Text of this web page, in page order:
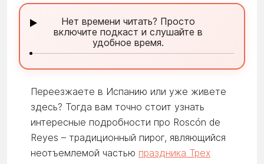
Нет времени читать? Просто
включите подкаст и слушайте в
удобное время.
Переезжаете в Испанию или уже живете
здесь? Тогда вам точно стоит узнать
интересные подробности про Roscón de
Reyes – традиционный пирог, являющийся
неотъемлемой частью праздника Трех